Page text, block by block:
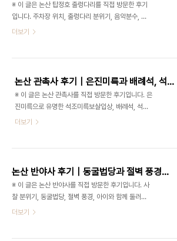
※ 이 글은 논산 탑정호 출렁다리를 직접 방문한 후기
입니다. 주차장 위치, 출렁다리 분위기, 음악분수, 주
변 카페와 상점, 노을 시간 분위기까지 실제 방문 기
다 훨씬 길고 규모가 큰 출렁다리가 있습니다. 바로
탑정호 출렁다리입니다. 처음에는 ‘조금 흔들리는 다
리 정도겠지’ 하고 갔는데, 실제로 가보니 길이도 꽤
길고 생각보다 훨씬 튼튼하게 느껴졌습니다. 다리를
천천히 걷다 보면 탑정호 풍경이 한눈에 들어오는데,
습니다. 중간에는 잠시 앉아서 쉬어갈 수 있는 공간도
더보기
논산 관촉사 후기｜은진미륵과 배례석, 석등까지 볼거리 많은 아이와 가볼만한 사찰
※ 이 글은 논산 관촉사를 직접 방문한 후기입니다. 은
진미륵으로 유명한 석조미륵보살입상, 배례석, 석등,
사찰 분위기, 아이와 함께 둘러본 후기까지 실제 방문
니다. 바로 관촉사입니다. 예전에는 관촉사 주변 상가
들도 굉장히 번창했다고 들었는데, 실제로 가보니 큰
길가에는 아직 상가들이 남아 있었지만 절 가까운 곳
의 오래된 상가들은 폐허처럼 남아 있는 곳도 있었습
니다. 조금 씁쓸한 기분이 들기도 했습니다. 하지만
모가 꽤 크고 볼거리도 많았습니다. 관촉사까지 올라
더보기
논산 반야사 후기｜동굴법당과 절벽 풍경이 인상적인 아이와 가볼만한 사찰
※ 이 글은 논산 반야사를 직접 방문한 후기입니다. 사
찰 분위기, 동굴법당, 절벽 풍경, 아이와 함께 둘러본
후기, 사진 포인트, 주차 정보까지 실제 방문 기준으
더보기